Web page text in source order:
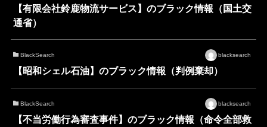
【有限会社鈴鹿物流サービス】のブラック情報（国土交
通省）
BlackSearch blacksearch
【昭和シェル石油】のブラック情報（判例棄却）
BlackSearch blacksearch
【不当労働行為審査事件】のブラック情報（命令全部救